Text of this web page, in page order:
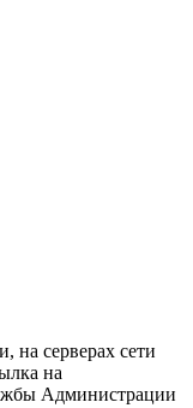
на серверах сети
на
Администрации